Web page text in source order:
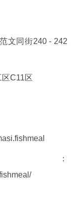
文同街240 - 242
C11区
：